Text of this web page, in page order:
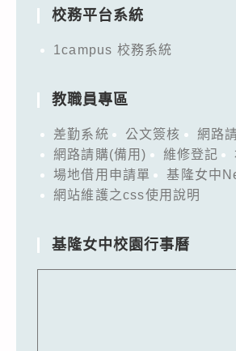
校務平台系統
1campus 校務系統
教職員專區
差勤系統 公文簽核
網路
網路請購(備用)
維修登記
場地借用申請單
基隆女中
網站維護之css使用說明
基隆女中校園行事曆